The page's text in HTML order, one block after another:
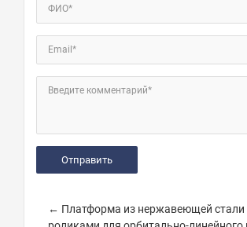
ФИО*
Email*
Введите комментарий*
← Платформа из нержавеющей стали